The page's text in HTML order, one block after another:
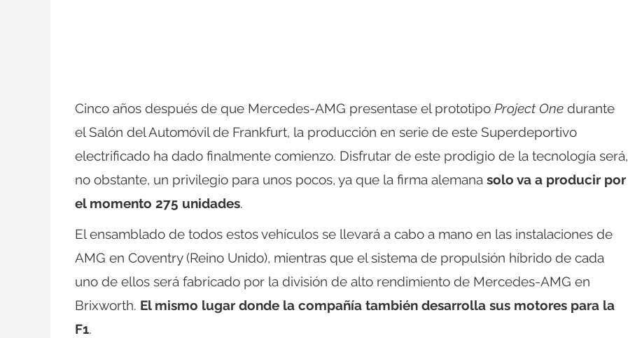
Cinco años después de que Mercedes-AMG presentase el prototipo Project One durante
el Salón del Automóvil de Frankfurt, la producción en serie de este Superdeportivo
electrificado ha dado finalmente comienzo. Disfrutar de este prodigio de la tecnología será,
no obstante, un privilegio para unos pocos, ya que la firma alemana solo va a producir por
el momento 275 unidades.
El ensamblado de todos estos vehículos se llevará a cabo a mano en las instalaciones de
AMG en Coventry (Reino Unido), mientras que el sistema de propulsión híbrido de cada
uno de ellos será fabricado por la división de alto rendimiento de Mercedes-AMG en
Brixworth. El mismo lugar donde la compañía también desarrolla sus motores para la
F1.